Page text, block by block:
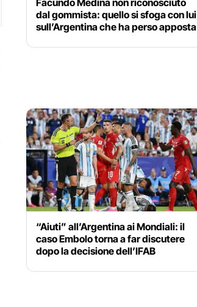
dal gommista: quello si sfoga con lui
sull’Argentina che ha perso apposta
“Aiuti” all’Argentina ai Mondiali: il
caso Embolo torna a far discutere
dopo la decisione dell’IFAB